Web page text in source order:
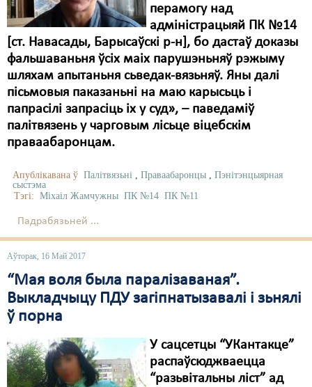
перамогу над
адміністрацыяй ПК №14
[ст. Навасады, Барысаўскі р-н], бо дастаў доказы
фальшаваньня ўсіх маіх парушэньняў рэжыму
шляхам апытаньня сьведак-вязьняў. Яны далі
пісьмовыя паказаньні на маю карысьць і
папрасілі запрасіць іх у суд», – паведаміў
палітвязень у чарговым лісьце віцебскім
праваабаронцам.
Апублікавана ў Палітвязьні , Праваабаронцы , Пэнітэнцыярная
сыстэма
Тэгі: Міхаіл Жамчужны ПК №14 ПК №11
Падрабязьней ...
Аўторак, 16 Май 2017
“Мая воля была паралізаваная”.
Выкладчыцу ПДУ загіпнатызавалі і зьнялі
ў порна
У сацсетцы “УКантакце”
распаўсюджваецца
“разьвітальны ліст” ад